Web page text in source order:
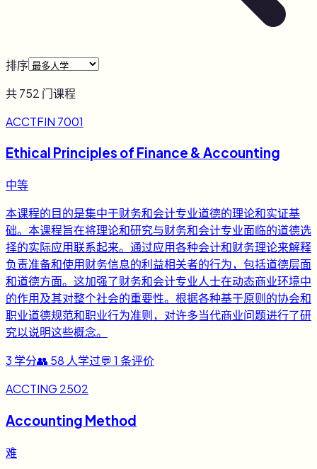
排序
共752 门课程
ACCTFIN 7001
Ethical Principles of Finance & Accounting
中等
本课程的目的是集中于财务和会计专业道德的理论和实证基
础。本课程旨在将理论和研究与财务和会计专业面临的道德选
择的实际应用联系起来。通过应用各种会计和财务理论来解释
负责准备和使用财务信息的利益相关者的行为，包括道德层面
和道德方面。这加强了财务和会计专业人士在动态商业环境中
的作用及其对整个社会的重要性。根据各种基于原则的协会和
职业道德规范和职业行为准则，对许多当代商业问题进行了研
究以说明这些概念。
3 学分👥 58 人学过💬 1 条评价
ACCTING 2502
Accounting Method
难